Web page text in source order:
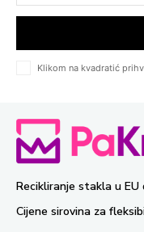
Klikom na kvadratić
Recikliranje stakla u
Cijene sirovina za